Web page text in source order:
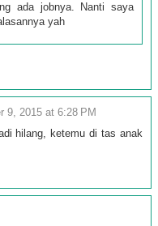
ada jobnya. Nanti saya
yah
9, 2015 at 6:28 PM
hilang, ketemu di tas anak